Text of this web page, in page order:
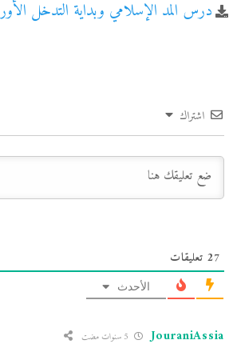
درس المد الإسلامي وبداية التدخل
اشتراك
27 تعليقات
الأحدث
JouraniAssia